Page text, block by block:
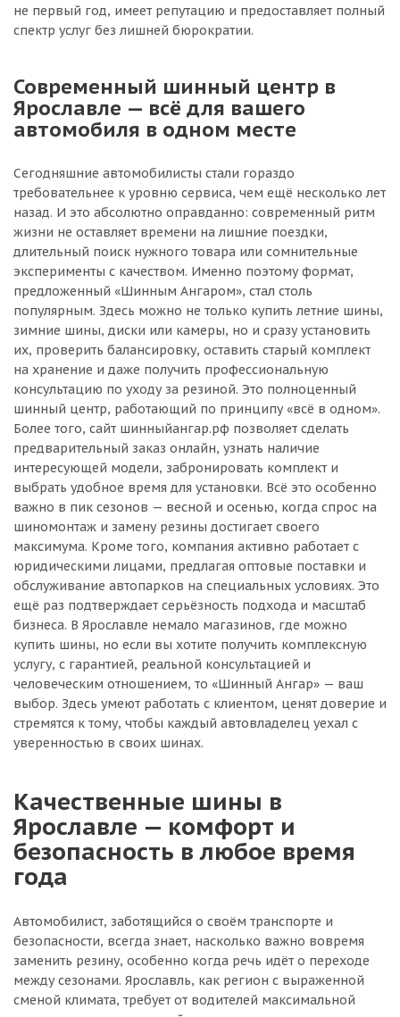
не первый год, имеет репутацию и предоставляет полный
спектр услуг без лишней бюрократии.
Современный шинный центр в
Ярославле — всё для вашего
автомобиля в одном месте
Сегодняшние автомобилисты стали гораздо
требовательнее к уровню сервиса, чем ещё несколько лет
назад. И это абсолютно оправданно: современный ритм
жизни не оставляет времени на лишние поездки,
длительный поиск нужного товара или сомнительные
эксперименты с качеством. Именно поэтому формат,
предложенный «Шинным Ангаром», стал столь
популярным. Здесь можно не только купить летние шины,
зимние шины, диски или камеры, но и сразу установить
их, проверить балансировку, оставить старый комплект
на хранение и даже получить профессиональную
консультацию по уходу за резиной. Это полноценный
шинный центр, работающий по принципу «всё в одном».
Более того, сайт шинныйангар.рф позволяет сделать
предварительный заказ онлайн, узнать наличие
интересующей модели, забронировать комплект и
выбрать удобное время для установки. Всё это особенно
важно в пик сезонов — весной и осенью, когда спрос на
шиномонтаж и замену резины достигает своего
максимума. Кроме того, компания активно работает с
юридическими лицами, предлагая оптовые поставки и
обслуживание автопарков на специальных условиях. Это
ещё раз подтверждает серьёзность подхода и масштаб
бизнеса. В Ярославле немало магазинов, где можно
купить шины, но если вы хотите получить комплексную
услугу, с гарантией, реальной консультацией и
человеческим отношением, то «Шинный Ангар» — ваш
выбор. Здесь умеют работать с клиентом, ценят доверие и
стремятся к тому, чтобы каждый автовладелец уехал с
уверенностью в своих шинах.
Качественные шины в
Ярославле — комфорт и
безопасность в любое время
года
Автомобилист, заботящийся о своём транспорте и
безопасности, всегда знает, насколько важно вовремя
заменить резину, особенно когда речь идёт о переходе
между сезонами. Ярославль, как регион с выраженной
сменой климата, требует от водителей максимальной